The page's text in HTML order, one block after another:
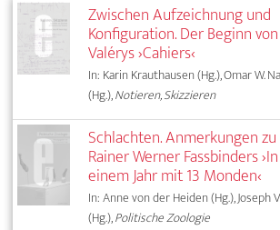
Zwischen Aufzeichnung und
Konfiguration. Der Beginn
Valérys ›Cahiers‹
In: Karin Krauthausen (Hg.), Omar W.
(Hg.),Notieren, Skizzieren
Schlachten. Anmerkungen zu
Rainer Werner Fassbinders ›In
einem Jahr mit 13 Monden‹
In: Anne von der Heiden (Hg.), Joseph
(Hg.),Politische Zoologie